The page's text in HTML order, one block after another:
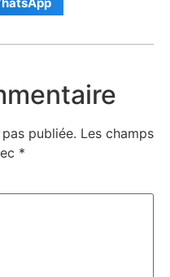
publiée. Les champs
*